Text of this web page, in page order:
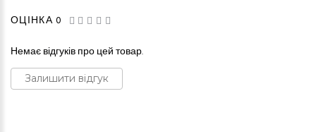
ОЦІНКА 0
Немає відгуків про цей товар.
Залишити відгук